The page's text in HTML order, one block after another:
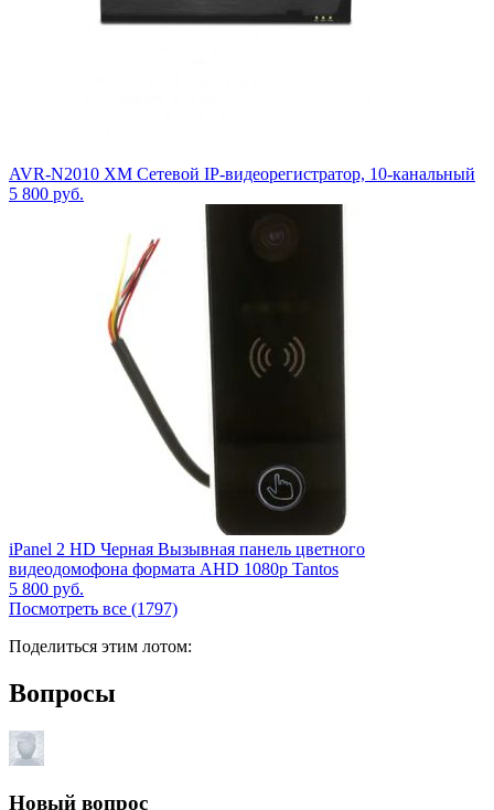
AVR-N2010 XM Сетевой IP-видеорегистратор, 10-канальный
5 800 руб.
iPanel 2 HD Черная Вызывная панель цветного
видеодомофона формата AHD 1080p Tantos
5 800 руб.
Посмотреть все (1797)
Поделиться этим лотом:
Вопросы
Новый вопрос